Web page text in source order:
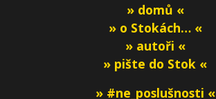
» domů «
» o Stokách… «
» autoři «
» pište do Stok «
» #ne_poslušnosti «